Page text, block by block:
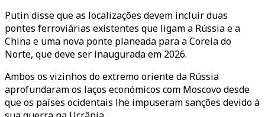
Putin disse que as localizações devem incluir duas
pontes ferroviárias existentes que ligam a Rússia e a
China e uma nova ponte planeada para a Coreia do
Norte, que deve ser inaugurada em 2026.
Ambos os vizinhos do extremo oriente da Rússia
aprofundaram os laços económicos com Moscovo desde
que os países ocidentais lhe impuseram sanções devido à